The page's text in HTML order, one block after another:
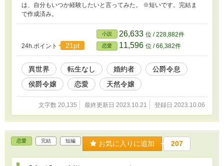
は、自分もいつか経験したいと言ってみた。 ※短いです。完結ま
で作成済み。
24h.ポイント 21pt
小説 26,633 位 / 228,882件
恋愛 11,596 位 / 66,382件
異世界 転生なし 婚約者
公爵令息
侯爵令嬢
恋愛 天然令嬢
文字数 20,135 最終更新日 2023.10.21 登録日 2023.10.06
恋愛 完結 短編 お気に入りに追加 207